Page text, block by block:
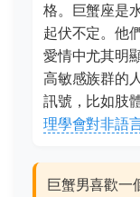
格。巨蟹座是
起伏不定。他
愛情中尤其明
高敏感族群的
訊號，比如肢
理學會對非語
巨蟹男喜歡一